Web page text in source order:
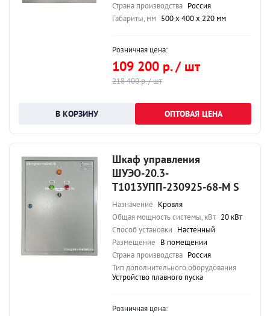
Страна производства Россия
Габариты, мм 500 х 400 х 220 мм
Розничная цена:
109 200 р. / шт
218 400 р. / шт
ОПТОВАЯ ЦЕНА
Шкаф управления
ШУЭО-20.3-
Т1013УПП-230925-68-М S
Назначение Кровля
Общая мощность системы, кВт 20 кВт
Способ установки Настенный
Размещение В помещении
Страна производства Россия
Тип дополнительного оборудования
Устройство плавного пуска
Розничная цена: